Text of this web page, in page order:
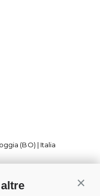
(BO) | Italia